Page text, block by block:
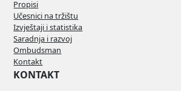
Propisi
Učesnici na tržištu
Izvještaji i statistika
Saradnja i razvoj
Ombudsman
Kontakt
KONTAKT